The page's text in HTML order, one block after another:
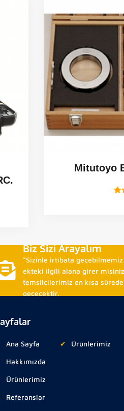
Mitutoyo
Biz Sizi Arayalım
“Sizinle irtibata geçebilmemiz
ekteki ilgili alana girer
temsilcilerimiz en kısa
geçecektir.
Ana Sayfa
Hakkımızda
Ürünlerimiz
Referanslar
Ürünlerimiz